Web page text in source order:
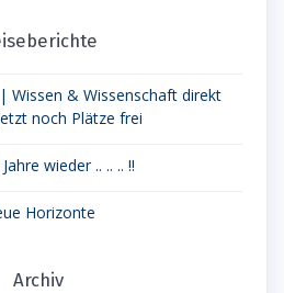
Wissen & Wissenschaft direkt
noch Plätze frei
Jahre wieder .. .. .. !!
Horizonte
Archiv